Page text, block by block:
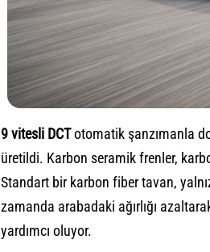
9 vitesli DCTotomatik şanzımanla
üretildi. Karbon seramik frenler,
Standart bir karbon fiber tavan,
zamanda arabadaki ağırlığı
yardımcı oluyor.